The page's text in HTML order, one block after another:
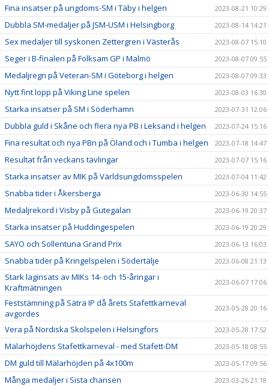
Fina insatser på ungdoms-SM i Täby i helgen 2023-08-21 10:29
Dubbla SM-medaljer på JSM-USM i Helsingborg 2023-08-14 14:21
Sex medaljer till syskonen Zettergren i Västerås 2023-08-07 15:10
Seger i B-finalen på Folksam GP i Malmö 2023-08-07 09:55
Medaljregn på Veteran-SM i Göteborg i helgen 2023-08-07 09:33
Nytt fint lopp på Viking Line spelen 2023-08-03 16:30
Starka insatser på SM i Söderhamn 2023-07-31 12:06
Dubbla guld i Skåne och flera nya PB i Leksand i helgen 2023-07-24 15:16
Fina resultat och nya PBn på Öland och i Tumba i helgen 2023-07-18 14:47
Resultat från veckans tävlingar 2023-07-07 15:16
Starka insatser av MIK på Världsungdomsspelen 2023-07-04 11:42
Snabba tider i Åkersberga 2023-06-30 14:55
Medaljrekord i Visby på Gutegalan 2023-06-19 20:37
Starka insatser på Huddingespelen 2023-06-19 20:29
SAYO och Sollentuna Grand Prix 2023-06-13 16:03
Snabba tider på Kringelspelen i Södertälje 2023-06-08 21:13
Stark laginsats av MIKs 14- och 15-åringar i
Kraftmätningen
2023-06-07 17:06
Feststämning på Sätra IP då årets Stafettkarneval
avgordes
2023-05-28 20:16
Vera på Nordiska Skolspelen i Helsingfors 2023-05-28 17:52
Mälarhöjdens Stafettkarneval - med Stafett-DM 2023-05-18 08:55
DM guld till Mälarhöjden på 4x100m 2023-05-17 09:56
Många medaljer i Sista chansen 2023-03-26 21:18